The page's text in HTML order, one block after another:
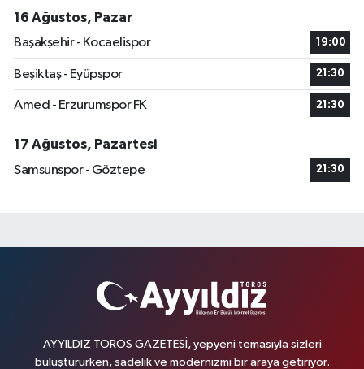
16 Ağustos, Pazar
Başakşehir - Kocaelispor
19:00
Beşiktaş - Eyüpspor 21:30
Amed - Erzurumspor FK 21:30
17 Ağustos, Pazartesi
Samsunspor - Göztepe
21:30
AYYILDIZ TOROS GAZETESİ, yepyeni temasıyla sizleri
buluştururken, sadelik ve modernizmi bir araya getiriyor.